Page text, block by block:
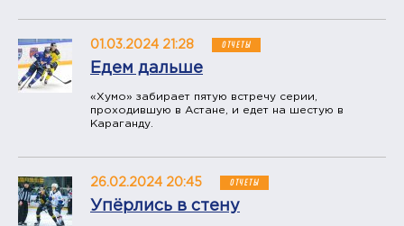
01.03.2024 21:28 ОТЧЕТЫ
Едем дальше
«Хумо» забирает пятую встречу серии,
проходившую в Астане, и едет на шестую в
Караганду.
26.02.2024 20:45 ОТЧЕТЫ
Упёрлись в стену